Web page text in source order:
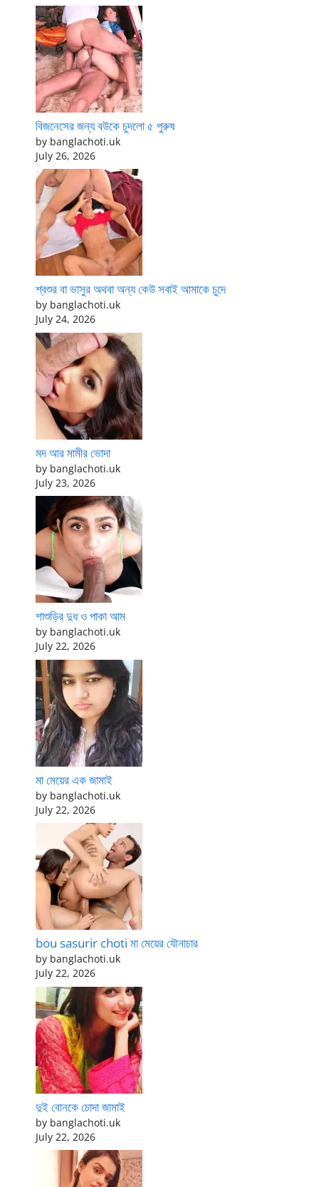
বিজনেসের জন্য বউকে চুদলো ৫ পুরুষ
by banglachoti.uk
July 26, 2026
শ্বশুর বা ভাসুর অথবা অন্য কেউ সবাই আমাকে চুদে
by banglachoti.uk
July 24, 2026
মদ আর মামীর ভোদা
by banglachoti.uk
July 23, 2026
শাশুড়ির দুধ ও পাকা আম
by banglachoti.uk
July 22, 2026
মা মেয়ের এক জামাই
by banglachoti.uk
July 22, 2026
bou sasurir choti মা মেয়ের যৌনাচার
by banglachoti.uk
July 22, 2026
দুই বোনকে চোদা জামাই
by banglachoti.uk
July 22, 2026